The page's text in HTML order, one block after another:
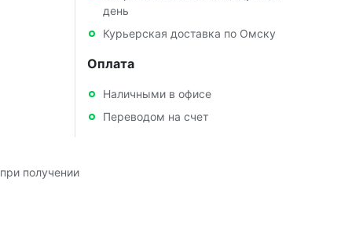
день
Курьерская доставка по Омску
Оплата
Наличными в офисе
Переводом на счет
получении